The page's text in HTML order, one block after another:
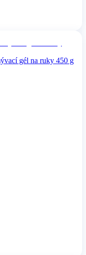
gél na ruky 450 g